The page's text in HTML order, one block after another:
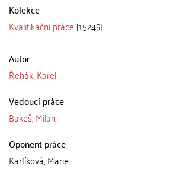
Kolekce
Kvalifikační práce [15249]
Autor
Řehák, Karel
Vedoucí práce
Bakeš, Milan
Oponent práce
Karfíková, Marie